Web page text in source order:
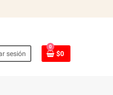
sesión
0
$0